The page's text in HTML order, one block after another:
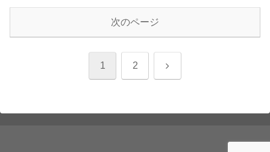
次のページ
1 2 次